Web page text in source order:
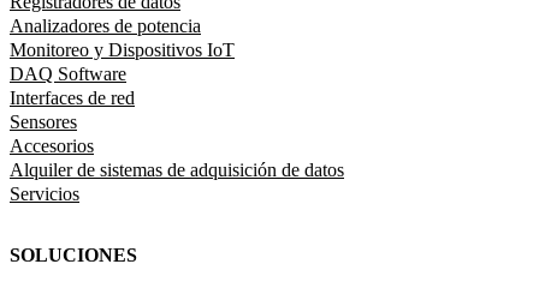
Analizadores de potencia
Monitoreo y Dispositivos IoT
DAQ Software
Interfaces de red
Sensores
Accesorios
Alquiler de sistemas de adquisición de datos
Servicios
SOLUCIONES